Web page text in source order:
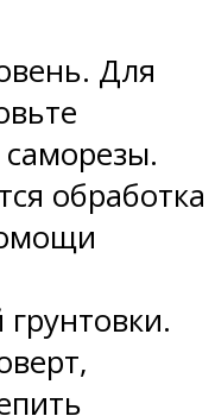
Для
обработка